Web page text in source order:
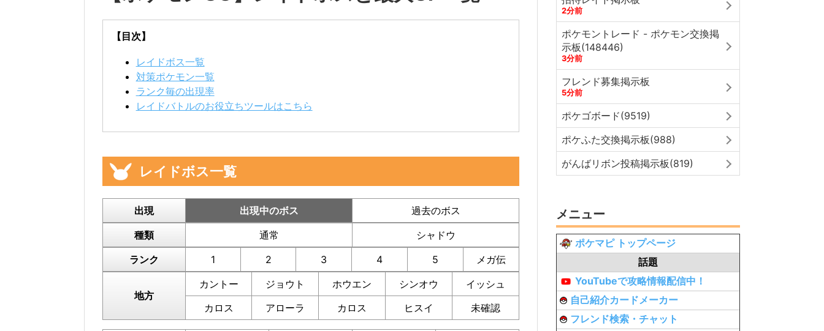
【目次】
レイドボス一覧
対策ポケモン一覧
ランク毎の出現率
レイドバトルのお役立ちツールはこちら
レイドボス一覧
出現 出現中のボス
過去のボス
種類
通常
シャドウ
ランク
1 2 3 4 5 メガ伝
地方
カントー ジョウト ホウエン シンオウ
イッシュ
カロス
アローラ カロス ヒスイ 未確認
2分前
ポケモントレード - ポケモン交換掲
示板(148446)
3分前
フレンド募集掲示板
5分前
ポケゴボード(9519)
ポケふた交換掲示板(988)
がんばリボン投稿掲示板(819)
メニュー
ポケマピ トップページ
話題
YouTubeで攻略情報配信中！
自己紹介カードメーカー
フレンド検索・チャット